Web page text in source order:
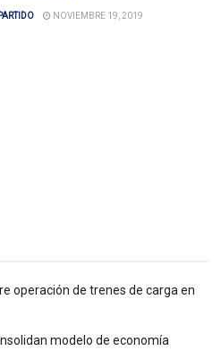
NOVIEMBRE 19, 2019
operación de trenes de carga en
modelo de economía